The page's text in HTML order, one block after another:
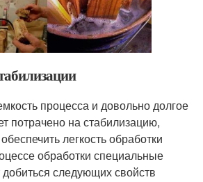
процесса и довольно долгое
потрачено на стабилизацию,
легкость обработки
обработки специальные
следующих свойств